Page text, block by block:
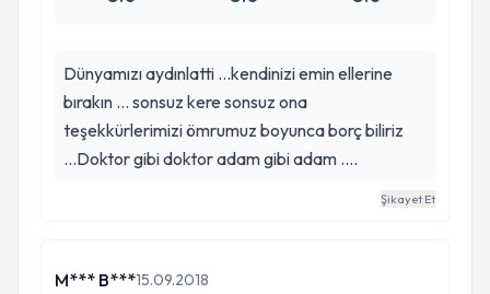
Dünyamızı aydınlatti ...kendinizi emin ellerine
bırakın ... sonsuz kere sonsuz ona
teşekkürlerimizi ömrumuz boyunca borç biliriz
...Doktor gibi doktor adam gibi adam ....
Şikayet Et
M*** B***15.09.2018